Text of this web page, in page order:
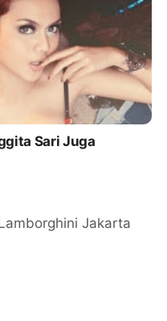
Sari Juga